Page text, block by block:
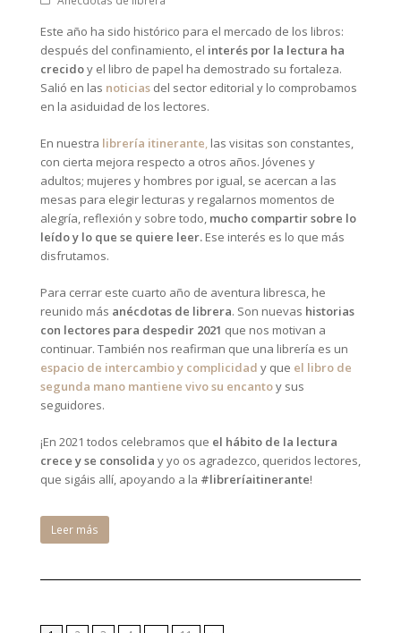
Este año ha sido histórico para el mercado de los libros:
después del confinamiento, el interés por la lectura ha
crecidoy el libro de papel ha demostrado su fortaleza.
Salió en las noticias del sector editorial y lo comprobamos
en la asiduidad de los lectores.
En nuestra librería itinerante,las visitas son constantes,
con cierta mejora respecto a otros años. Jóvenes y
adultos; mujeres y hombres por igual, se acercan a las
mesas para elegir lecturas y regalarnos momentos de
alegría, reflexión y sobre todo, mucho compartir sobre lo
leído y lo que se quiere leer.Ese interés es lo que más
disfrutamos.
Para cerrar este cuarto año de aventura libresca, he
reunido más anécdotas de librera. Son nuevas historias
con lectores para despedir 2021 que nos motivan a
continuar. También nos reafirman que una librería es un
espacio de intercambio y complicidad y que el libro de
segunda mano mantiene vivo su encantoy sus
seguidores.
¡En 2021 todos celebramos que el hábito de la lectura
crece y se consolida y yo os agradezco, queridos lectores,
que sigáis allí, apoyando a la #libreríaitinerante!
Leer más